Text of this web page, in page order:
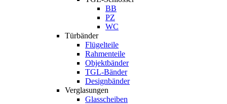
BB
PZ
WC
Türbänder
Flügelteile
Rahmenteile
Objektbänder
TGL-Bänder
Designbänder
Verglasungen
Glasscheiben